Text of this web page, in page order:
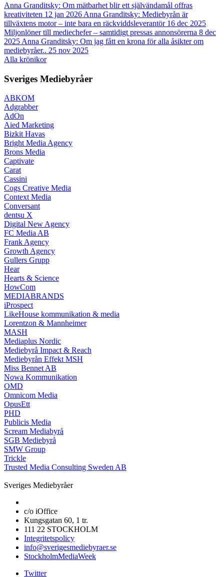
Anna Granditsky: Om mätbarhet blir ett självändamål offras
kreativiteten 12 jan 2026 Anna Granditsky: Mediebyrån är
tillväxtens motor – inte bara en räckviddsleverantör16 dec 2025
Miljonlöner till mediechefer – samtidigt pressas annonsörerna 8 dec
2025 Anna Granditsky: Om jag fått en krona för alla åsikter om
mediebyråer.. 25 nov 2025
Alla krönikor
Sveriges Mediebyråer
ABKOM
Adgrabber
AdOn
Aied Marketing
Bizkit Havas
Bright Media Agency
Brons Media
Captivate
Carat
Cassini
Cogs Creative Media
Context Media
Conversant
dentsu X
Digital New Agency
FC Media AB
Frank Agency
Growth Agency
Gullers Grupp
Hear
Hearts & Science
HowCom
MEDIABRANDS
iProspect
LikeHouse kommunikation & media
Lorentzon & Mannheimer
MASH
Mediaplus Nordic
Mediebyrå Impact & Reach
Mediebyrån Effekt MSH
Miss Bennet AB
Nowa Kommunikation
OMD
Omnicom Media
OpusEtt
PHD
Publicis Media
Scream Mediabyrå
SGB Mediebyrå
SMW Group
Trickle
Trusted Media Consulting Sweden AB
Sveriges Mediebyråer
c/o iOffice
Kungsgatan 60, 1 tr.
111 22 STOCKHOLM
Integritetspolicy
info@sverigesmediebyraer.se
StockholmMediaWeek
Twitter